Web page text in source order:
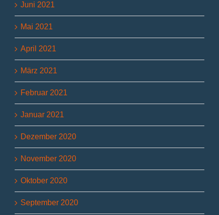
Juni 2021
Mai 2021
April 2021
März 2021
Februar 2021
Januar 2021
Dezember 2020
November 2020
Oktober 2020
September 2020